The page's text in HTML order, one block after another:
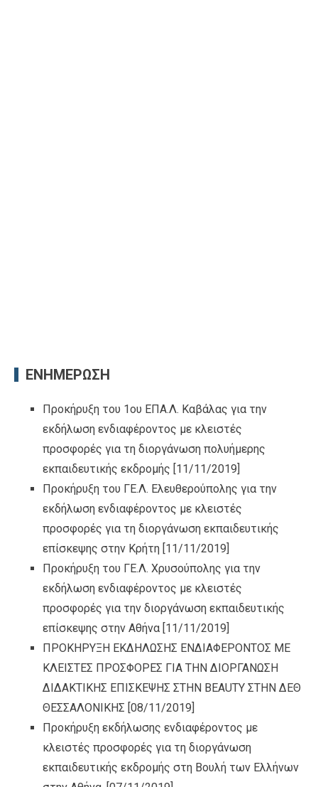
ΕΝΗΜΕΡΩΣΗ
Προκήρυξη του 1ου ΕΠΑ.Λ. Καβάλας για την
εκδήλωση ενδιαφέροντος με κλειστές
προσφορές για τη διοργάνωση πολυήμερης
εκπαιδευτικής εκδρομής [11/11/2019]
Προκήρυξη του ΓΕ.Λ. Ελευθερούπολης για την
εκδήλωση ενδιαφέροντος με κλειστές
προσφορές για τη διοργάνωση εκπαιδευτικής
επίσκεψης στην Κρήτη [11/11/2019]
Προκήρυξη του ΓΕ.Λ. Χρυσούπολης για την
εκδήλωση ενδιαφέροντος με κλειστές
προσφορές για την διοργάνωση εκπαιδευτικής
επίσκεψης στην Αθήνα [11/11/2019]
ΠΡΟΚΗΡΥΞΗ ΕΚΔΗΛΩΣΗΣ ΕΝΔΙΑΦΕΡΟΝΤΟΣ ΜΕ
ΚΛΕΙΣΤΕΣ ΠΡΟΣΦΟΡΕΣ ΓΙΑ ΤΗΝ ΔΙΟΡΓΑΝΩΣΗ
ΔΙΔΑΚΤΙΚΗΣ ΕΠΙΣΚΕΨΗΣ ΣΤΗΝ BEAUTY ΣΤΗΝ ΔΕΘ
ΘΕΣΣΑΛΟΝΙΚΗΣ [08/11/2019]
Προκήρυξη εκδήλωσης ενδιαφέροντος με
κλειστές προσφορές για τη διοργάνωση
εκπαιδευτικής εκδρομής στη Βουλή των Ελλήνων